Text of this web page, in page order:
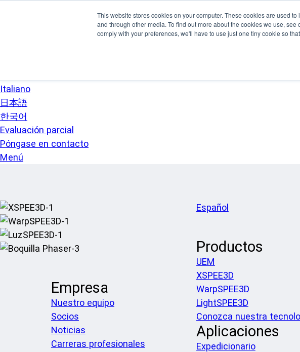
This website stores cookies on your computer. These cookies are used
and through other media. To find out more about the cookies we use, see
comply with your preferences, we'll have to use just one tiny cookie so
Italiano
日本語
한국어
Evaluación parcial
Póngase en contacto
Menú
Empresa
Nuestro equipo
Socios
Noticias
Carreras profesionales
Español
Productos
UEM
XSPEE3D
WarpSPEE3D
LightSPEE3D
Conozca nuestra
Aplicaciones
Expedicionario